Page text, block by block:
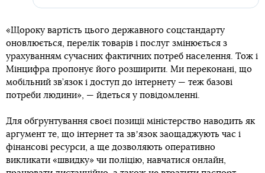
«Щороку вартість цього державного соцстандарту
оновлюється, перелік товарів і послуг змінюється з
урахуванням сучасних фактичних потреб населення. Тож і
Мінцифра пропонує його розширити. Ми переконані, що
мобільний зв’язок і доступ до інтернету — теж базові
потреби людини», — йдеться у повідомленні.
Для обґрунтування своєї позиції міністерство наводить як
аргумент те, що інтернет та звʼязок заощаджують час і
фінансові ресурси, а ще дозволяють оперативно
викликати «швидку» чи поліцію, навчатися онлайн,